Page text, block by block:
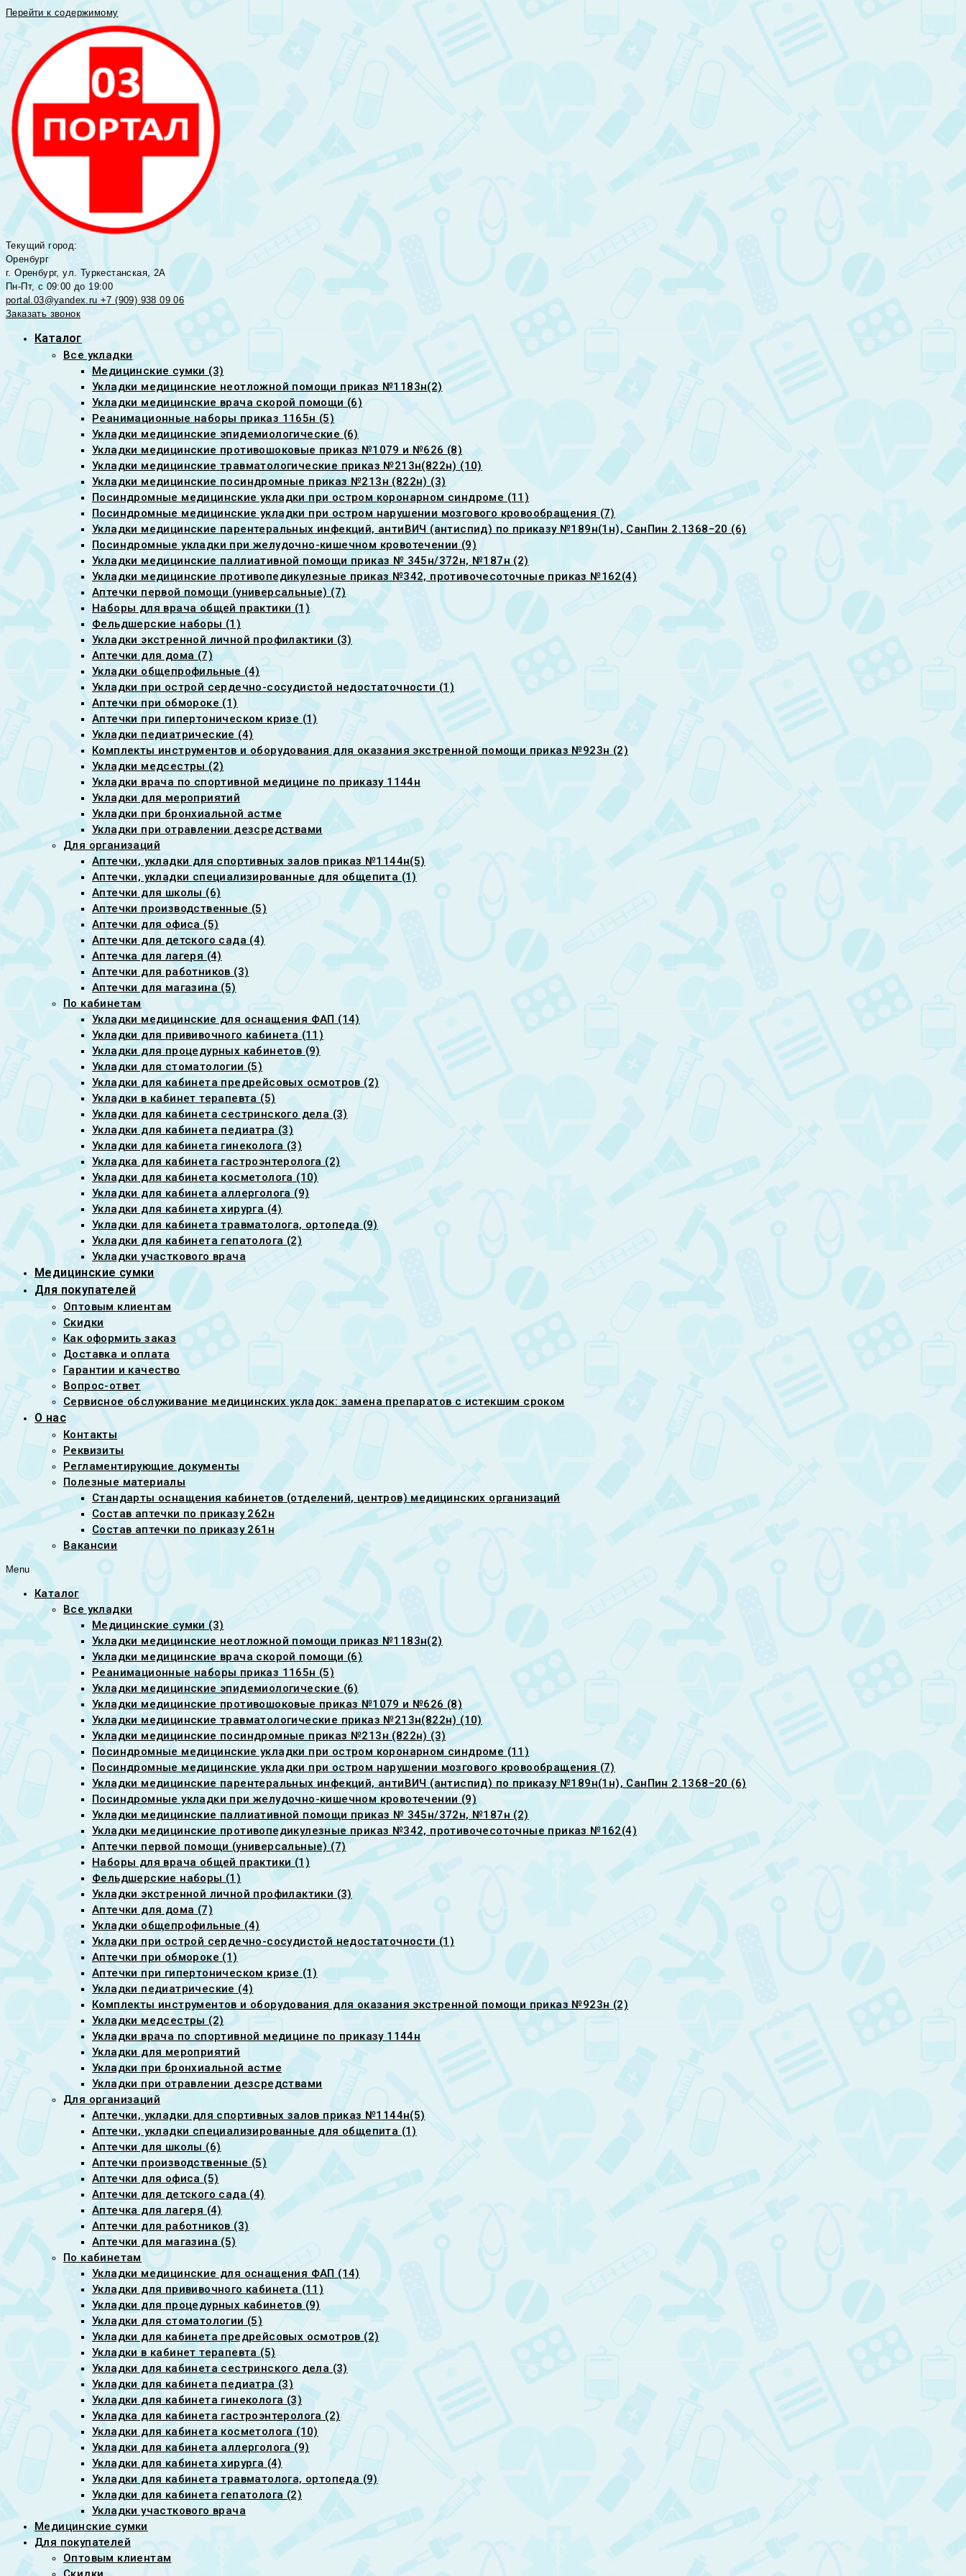
Перейти к содержимому
Текущий город:
Оренбург
г. Оренбург, ул. Туркестанская, 2А
Пн-Пт, с 09:00 до 19:00
portal.03@yandex.ru +7 (909) 938 09 06
Заказать звонок
Каталог
Все укладки
Медицинские сумки (3)
Укладки медицинские неотложной помощи приказ №1183н(2)
Укладки медицинские врача скорой помощи (6)
Реанимационные наборы приказ 1165н (5)
Укладки медицинские эпидемиологические (6)
Укладки медицинские противошоковые приказ №1079 и №626 (8)
Укладки медицинские травматологические приказ №213н(822н) (10)
Укладки медицинские посиндромные приказ №213н (822н) (3)
Посиндромные медицинские укладки при остром коронарном синдроме (11)
Посиндромные медицинские укладки при остром нарушении мозгового кровообращения (7)
Укладки медицинские парентеральных инфекций, антиВИЧ (антиспид) по приказу №189н(1н), СанПин 2.1368−20 (6)
Посиндромные укладки при желудочно-кишечном кровотечении (9)
Укладки медицинские паллиативной помощи приказ № 345н/372н, №187н (2)
Укладки медицинские противопедикулезные приказ №342, противочесоточные приказ №162(4)
Аптечки первой помощи (универсальные) (7)
Наборы для врача общей практики (1)
Фельдшерские наборы (1)
Укладки экстренной личной профилактики (3)
Аптечки для дома (7)
Укладки общепрофильные (4)
Укладки при острой сердечно-сосудистой недостаточности (1)
Аптечки при обмороке (1)
Аптечки при гипертоническом кризе (1)
Укладки педиатрические (4)
Комплекты инструментов и оборудования для оказания экстренной помощи приказ №923н (2)
Укладки медсестры (2)
Укладки врача по спортивной медицине по приказу 1144н
Укладки для мероприятий
Укладки при бронхиальной астме
Укладки при отравлении дезсредствами
Для организаций
Аптечки, укладки для спортивных залов приказ №1144н(5)
Аптечки, укладки специализированные для общепита (1)
Аптечки для школы (6)
Аптечки производственные (5)
Аптечки для офиса (5)
Аптечки для детского сада (4)
Аптечка для лагеря (4)
Аптечки для работников (3)
Аптечки для магазина (5)
По кабинетам
Укладки медицинские для оснащения ФАП (14)
Укладки для прививочного кабинета (11)
Укладки для процедурных кабинетов (9)
Укладки для стоматологии (5)
Укладки для кабинета предрейсовых осмотров (2)
Укладки в кабинет терапевта (5)
Укладки для кабинета сестринского дела (3)
Укладки для кабинета педиатра (3)
Укладки для кабинета гинеколога (3)
Укладка для кабинета гастроэнтеролога (2)
Укладки для кабинета косметолога (10)
Укладки для кабинета аллерголога (9)
Укладки для кабинета хирурга (4)
Укладки для кабинета травматолога, ортопеда (9)
Укладки для кабинета гепатолога (2)
Укладки участкового врача
Медицинские сумки
Для покупателей
Оптовым клиентам
Скидки
Как оформить заказ
Доставка и оплата
Гарантии и качество
Вопрос-ответ
Сервисное обслуживание медицинских укладок: замена препаратов с истекшим сроком
О нас
Контакты
Реквизиты
Регламентирующие документы
Полезные материалы
Стандарты оснащения кабинетов (отделений, центров) медицинских организаций
Состав аптечки по приказу 262н
Состав аптечки по приказу 261н
Вакансии
Menu
Каталог
Все укладки
Медицинские сумки (3)
Укладки медицинские неотложной помощи приказ №1183н(2)
Укладки медицинские врача скорой помощи (6)
Реанимационные наборы приказ 1165н (5)
Укладки медицинские эпидемиологические (6)
Укладки медицинские противошоковые приказ №1079 и №626 (8)
Укладки медицинские травматологические приказ №213н(822н) (10)
Укладки медицинские посиндромные приказ №213н (822н) (3)
Посиндромные медицинские укладки при остром коронарном синдроме (11)
Посиндромные медицинские укладки при остром нарушении мозгового кровообращения (7)
Укладки медицинские парентеральных инфекций, антиВИЧ (антиспид) по приказу №189н(1н), СанПин 2.1368−20 (6)
Посиндромные укладки при желудочно-кишечном кровотечении (9)
Укладки медицинские паллиативной помощи приказ № 345н/372н, №187н (2)
Укладки медицинские противопедикулезные приказ №342, противочесоточные приказ №162(4)
Аптечки первой помощи (универсальные) (7)
Наборы для врача общей практики (1)
Фельдшерские наборы (1)
Укладки экстренной личной профилактики (3)
Аптечки для дома (7)
Укладки общепрофильные (4)
Укладки при острой сердечно-сосудистой недостаточности (1)
Аптечки при обмороке (1)
Аптечки при гипертоническом кризе (1)
Укладки педиатрические (4)
Комплекты инструментов и оборудования для оказания экстренной помощи приказ №923н (2)
Укладки медсестры (2)
Укладки врача по спортивной медицине по приказу 1144н
Укладки для мероприятий
Укладки при бронхиальной астме
Укладки при отравлении дезсредствами
Для организаций
Аптечки, укладки для спортивных залов приказ №1144н(5)
Аптечки, укладки специализированные для общепита (1)
Аптечки для школы (6)
Аптечки производственные (5)
Аптечки для офиса (5)
Аптечки для детского сада (4)
Аптечка для лагеря (4)
Аптечки для работников (3)
Аптечки для магазина (5)
По кабинетам
Укладки медицинские для оснащения ФАП (14)
Укладки для прививочного кабинета (11)
Укладки для процедурных кабинетов (9)
Укладки для стоматологии (5)
Укладки для кабинета предрейсовых осмотров (2)
Укладки в кабинет терапевта (5)
Укладки для кабинета сестринского дела (3)
Укладки для кабинета педиатра (3)
Укладки для кабинета гинеколога (3)
Укладка для кабинета гастроэнтеролога (2)
Укладки для кабинета косметолога (10)
Укладки для кабинета аллерголога (9)
Укладки для кабинета хирурга (4)
Укладки для кабинета травматолога, ортопеда (9)
Укладки для кабинета гепатолога (2)
Укладки участкового врача
Медицинские сумки
Для покупателей
Оптовым клиентам